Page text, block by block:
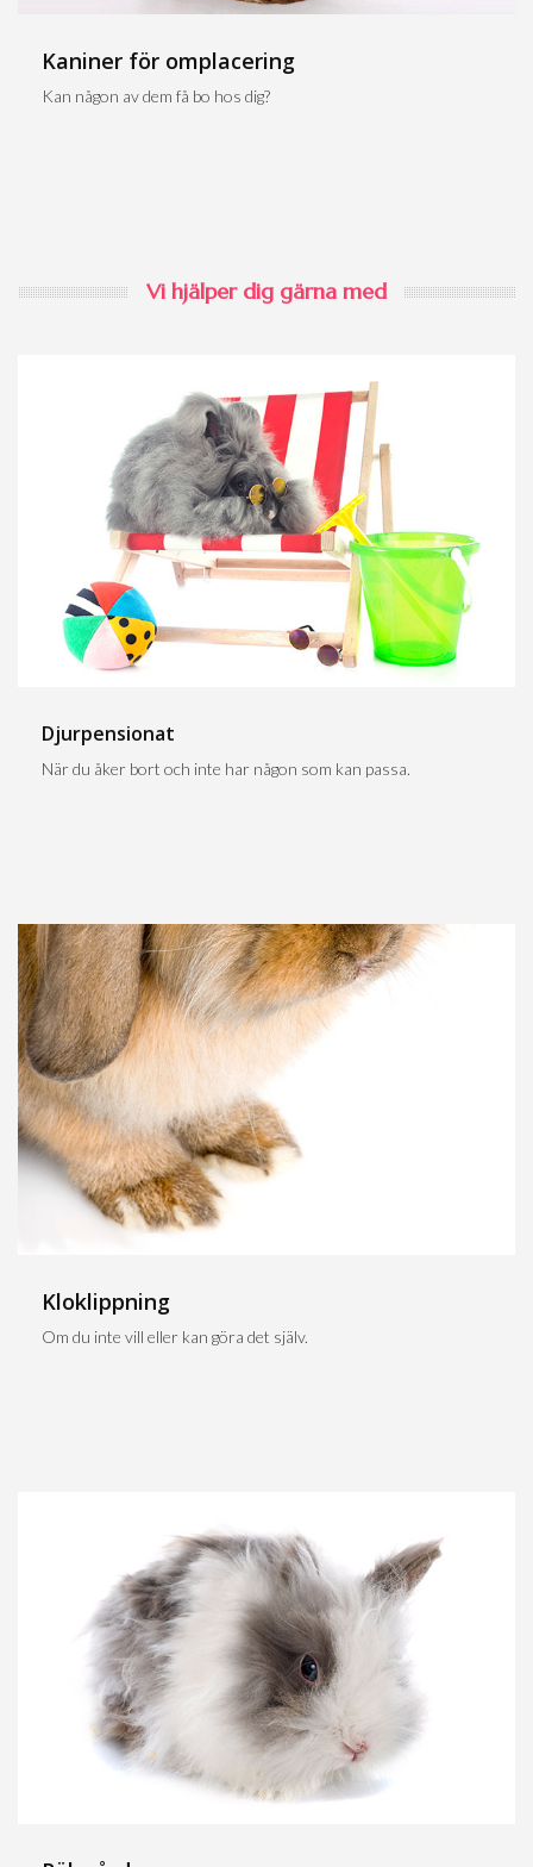
Kaniner för omplacering
Kan någon av dem få bo hos dig?
Vi hjälper dig gärna med
Djurpensionat
När du åker bort och inte har någon som kan passa.
Kloklippning
Om du inte vill eller kan göra det själv.